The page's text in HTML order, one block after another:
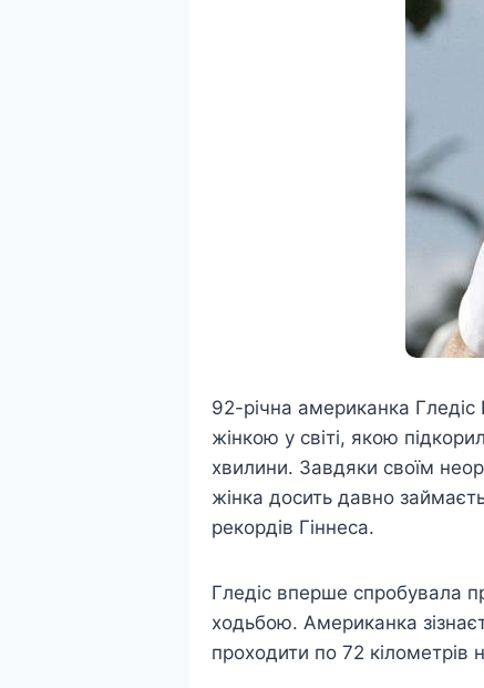
92-річна американка
жінкою у світі, якою
хвилини. Завдяки своїм
жінка досить давно
рекордів Гіннеса.
Гледіс вперше спробувала
ходьбою. Американка
проходити по 72 кілометрів